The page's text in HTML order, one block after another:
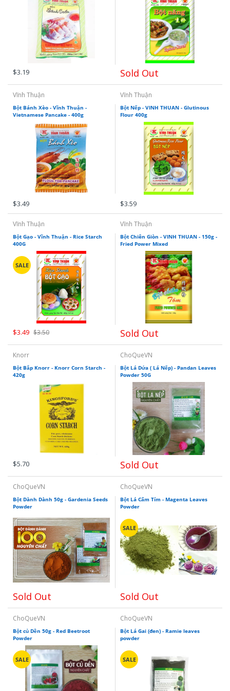
Hồi, Quế, Thảo
Đường, Muối,
Góc Đồ Chay
Vegetarian Foods - Góc đồ chay
TaiKy Foods
Trung Nguyen
SongHuong Foods
Vinacafe
Vinh Thuan
Vietsuisse
$3.19 Sold Out
Vĩnh Thuận
Bột Bánh Xèo - Vĩnh Thuận -
Vietnamese Pancake - 400g
$3.49
Vĩnh Thuận
Bột Nếp - VINH THUAN - Glutinous
Flour 400g
$3.59
Vĩnh Thuận
Bột Gạo - Vĩnh Thuận - Rice Starch
400G
SALE
$3.49 $3.50
Vĩnh Thuận
Bột Chiên Giòn - VINH THUAN - 150g -
Fried Power Mixed
Sold Out
Knorr
Bột Bắp Knorr - Knorr Corn Starch -
420g
$5.70
ChoQueVN
Bột Lá Dứa ( Lá Nếp) - Pandan Leaves
Powder 50G
Sold Out
ChoQueVN
Bột Dành Dành 50g - Gardenia Seeds
Powder
Sold Out
ChoQueVN
Bột Lá Cẩm Tím - Magenta Leaves
Powder
SALE
Sold Out
ChoQueVN
Bột củ Dền 50g - Red Beetroot
Powder
SALE
ChoQueVN
Bột Lá Gai (đen) - Ramie leaves
powder
SALE